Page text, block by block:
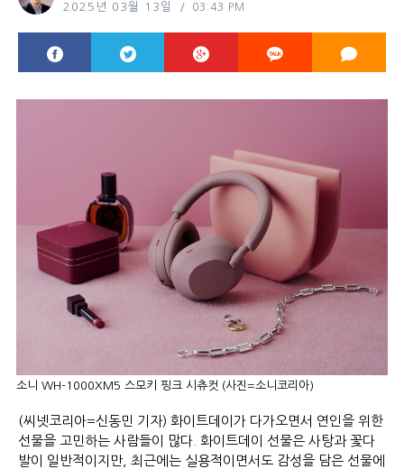
2025년 03월 13일 03:43 PM
소니 WH-1000XM5 스모키 핑크 시츄컷 (사진=소니코리아)
(씨넷코리아=신동민 기자) 화이트데이가 다가오면서 연인을 위한
선물을 고민하는 사람들이 많다. 화이트데이 선물은 사탕과 꽃다
발이 일반적이지만, 최근에는 실용적이면서도 감성을 담은 선물에